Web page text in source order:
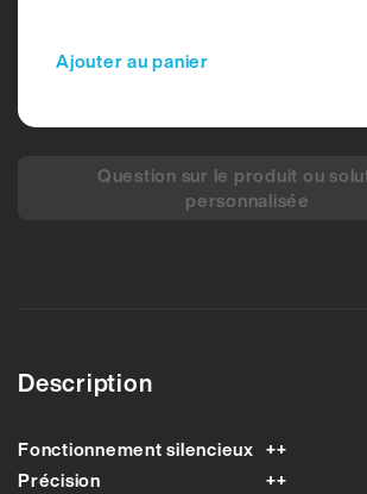
Ajouter au panier
Question sur le produit ou
personnalisée
Description
Fonctionnement silencieux ++
Précision
++